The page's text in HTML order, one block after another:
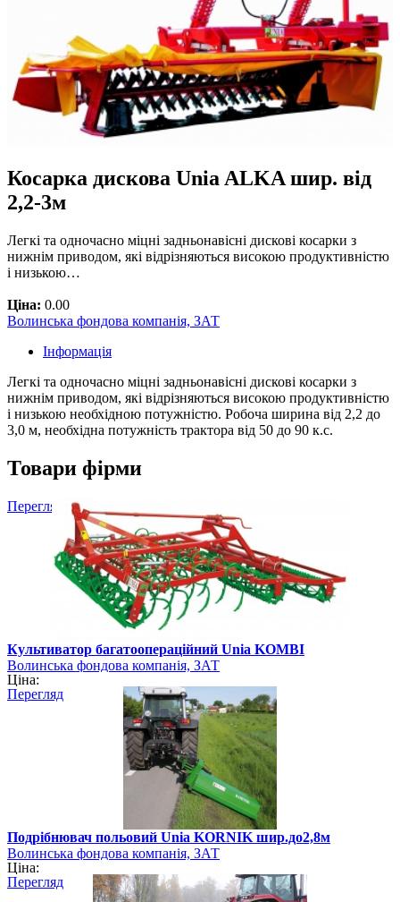
Косарка дискова Unia ALKA шир. від
2,2-3м
Легкі та одночасно міцні задньонавісні дискові косарки з
нижнім приводом, які відрізняються високою продуктивністю
і низькою…
Ціна: 0.00
Волинська фондова компанія, ЗАТ
Інформація
Легкі та одночасно міцні задньонавісні дискові косарки з
нижнім приводом, які відрізняються високою продуктивністю
і низькою необхідною потужністю. Робоча ширина від 2,2 до
3,0 м, необхідна потужність трактора від 50 до 90 к.с.
Товари фірми
Перегляд
Культиватор багатоопераційний Unia KOMBI
Волинська фондова компанія, ЗАТ
Ціна:
Перегляд
Подрібнювач польовий Unia KORNIK шир.до2,8м
Волинська фондова компанія, ЗАТ
Ціна:
Перегляд